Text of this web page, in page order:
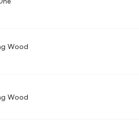
Wood
Wood